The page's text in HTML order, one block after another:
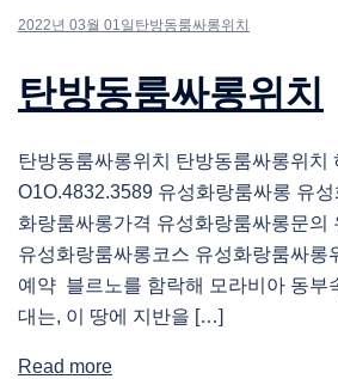
2022년 03월 01일 탄방동룸싸롱위치
탄방동룸싸롱위치
탄방동룸싸롱위치 탄방동룸싸롱위치
O1O.4832.3589 유성화랑룸싸롱 유
화랑룸싸롱가격 유성화랑룸싸롱문의
유성화랑룸싸롱코스 유성화랑룸싸롱
예약 블르노를 함락해 모라비아 동부
대는, 이 땅에 지반을 […]
Read more